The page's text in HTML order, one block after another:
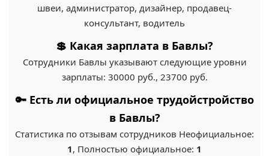
швеи, администратор, дизайнер, продавец-
консультант, водитель
💲 Какая зарплата в Бавлы?
Сотрудники Бавлы указывают следующие уровни
зарплаты: 30000 руб., 23700 руб.
🔑 Есть ли официальное трудойстройство
в Бавлы?
Статистика по отзывам сотрудников Неофициальное:
1, Полностью официальное: 1